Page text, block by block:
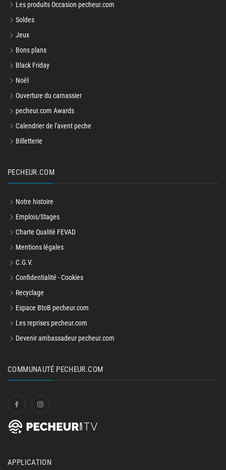
Les produits Occasion pecheur.com
Soldes
Jeux
Bons plans
Black Friday
Noël
Ouverture du carnassier
pecheur.com Awards
Calendrier de l'avent peche
Billetterie
PECHEUR.COM
Notre histoire
Emplois/Stages
Charte Qualité FEVAD
Mentions légales
C.G.V.
Confidentialité - Cookies
Recyclage
Espace BtoB pecheur.com
Les reprises pecheur.com
Devenir ambassadeur pecheur.com
COMMUNAUTÉ PECHEUR.COM
APPLICATION